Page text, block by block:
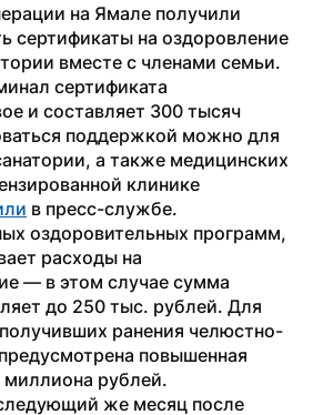
на Ямале получили
сертификаты на оздоровление
вместе с членами семьи.
сертификата
и составляет 300 тысяч
поддержкой можно для
а также медицинских
клинике
в пресс-службе.
оздоровительных программ,
расходы на
— в этом случае сумма
до 250 тыс. рублей. Для
ранения челюстно-
повышенная
миллиона рублей.